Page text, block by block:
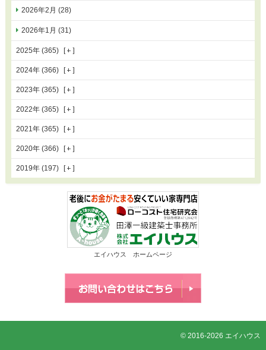
2026年2月 (28)
2026年1月 (31)
2025年 (365)
2024年 (366)
2023年 (365)
2022年 (365)
2021年 (365)
2020年 (366)
2019年 (197)
エイハウス ホームページ
© 2016-2026 エイハウス